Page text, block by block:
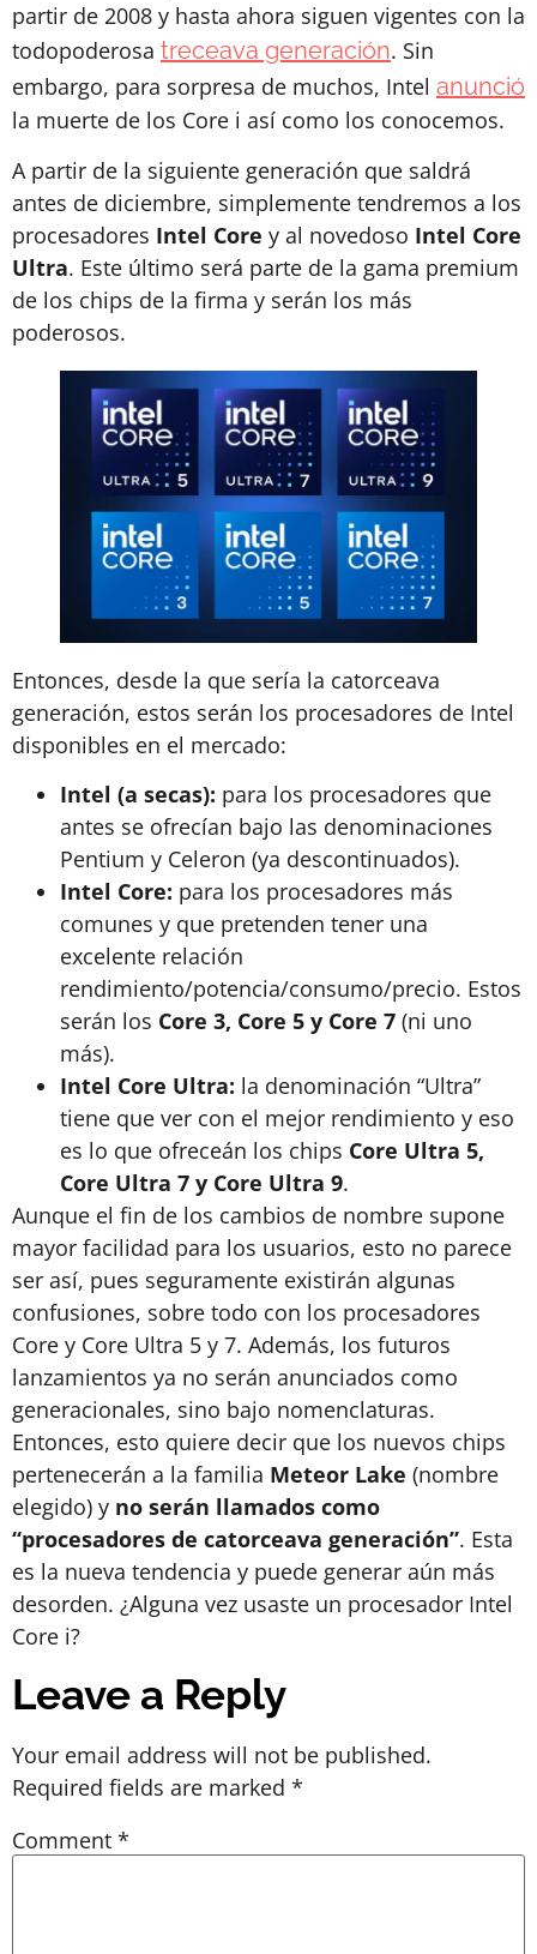
partir de 2008 y hasta ahora siguen vigentes con la
todopoderosa treceava generación. Sin
embargo, para sorpresa de muchos, Intel anunció
la muerte de los Core i así como los conocemos.
A partir de la siguiente generación que saldrá
antes de diciembre, simplemente tendremos a los
procesadores Intel Core y al novedoso Intel Core
Ultra. Este último será parte de la gama premium
de los chips de la firma y serán los más
poderosos.
Entonces, desde la que sería la catorceava
generación, estos serán los procesadores de Intel
disponibles en el mercado:
Intel (a secas): para los procesadores que
antes se ofrecían bajo las denominaciones
Pentium y Celeron (ya descontinuados).
Intel Core: para los procesadores más
comunes y que pretenden tener una
excelente relación
rendimiento/potencia/consumo/precio. Estos
serán los Core 3, Core 5 y Core 7 (ni uno
más).
Intel Core Ultra: la denominación “Ultra”
tiene que ver con el mejor rendimiento y eso
es lo que ofreceán los chips Core Ultra 5,
Core Ultra 7 y Core Ultra 9.
Aunque el fin de los cambios de nombre supone
mayor facilidad para los usuarios, esto no parece
ser así, pues seguramente existirán algunas
confusiones, sobre todo con los procesadores
Core y Core Ultra 5 y 7. Además, los futuros
lanzamientos ya no serán anunciados como
generacionales, sino bajo nomenclaturas.
Entonces, esto quiere decir que los nuevos chips
pertenecerán a la familia Meteor Lake (nombre
elegido) y no serán llamados como
“procesadores de catorceava generación”. Esta
es la nueva tendencia y puede generar aún más
desorden. ¿Alguna vez usaste un procesador Intel
Core i?
Leave a Reply
Your email address will not be published.
Required fields are marked *
Comment *